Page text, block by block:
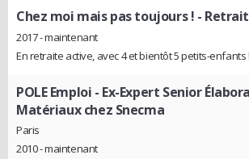
Chez moi mais pas toujours ! -
2017 - maintenant
En retraite active, avec 4 et bientôt 5 petits-enfants
POLE Emploi - Ex-Expert Senior
Matériaux chez Snecma
Paris
2010 - maintenant